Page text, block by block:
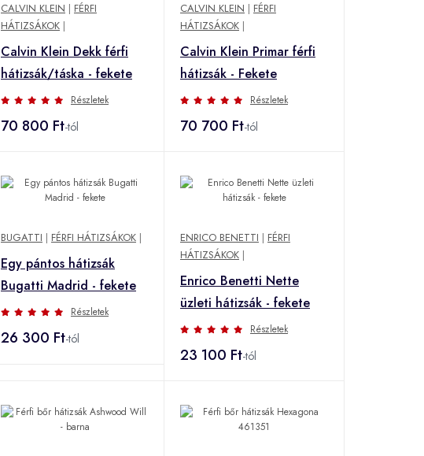
CALVIN KLEIN | FÉRFI
HÁTIZSÁKOK |
Calvin Klein Dekk férfi
hátizsák/táska - fekete
Részletek
70 800 Ft-tól
CALVIN KLEIN | FÉRFI
HÁTIZSÁKOK |
Calvin Klein Primar férfi
hátizsák - Fekete
Részletek
70 700 Ft-tól
BUGATTI | FÉRFI HÁTIZSÁKOK |
Egy pántos hátizsák
Bugatti Madrid - fekete
Részletek
26 300 Ft-tól
ENRICO BENETTI | FÉRFI
HÁTIZSÁKOK |
Enrico Benetti Nette
üzleti hátizsák - fekete
Részletek
23 100 Ft-tól